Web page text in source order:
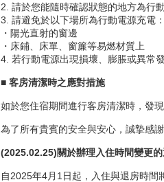
2. 請於您能隨時確認狀態的地方為行動
3. 請避免於以下場所為行動電源充電：
・陽光直射的窗邊
・床鋪、床單、窗簾等易燃材質上
4. 若行動電源出現損壞、膨脹或異常
■ 客房清潔時之應對措施
如於您住宿期間進行客房清潔時，發
為了所有貴賓的安全與安心，誠摯感謝
(2025.02.25)關於辦理入住時間變更
自2025年4月1日起，入住與退房時間